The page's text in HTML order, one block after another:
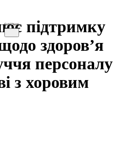
підтримку
здоров’я
персоналу
з хоровим